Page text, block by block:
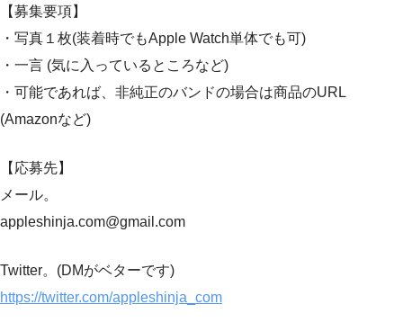
【募集要項】
・写真１枚(装着時でもApple Watch単体でも可)
・一言 (気に入っているところなど)
・可能であれば、非純正のバンドの場合は商品のURL
(Amazonなど)
【応募先】
メール。
appleshinja.com@gmail.com
Twitter。(DMがベターです)
https://twitter.com/appleshinja_com